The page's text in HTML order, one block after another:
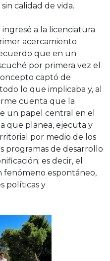
calidad de vida.
a la licenciatura
acercamiento
que en un
por primera vez el
captó de
lo que implicaba y, al
cuenta que la
un papel central en el
que planea, ejecuta y
por medio de los
programas de desarrollo
es decir, el
fenómeno espontáneo,
políticas y